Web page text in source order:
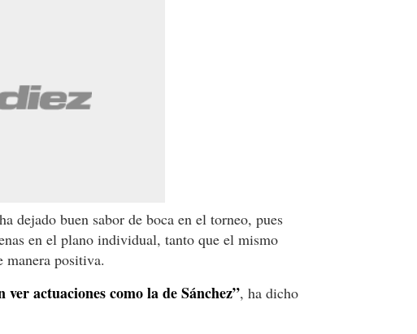
ha dejado buen sabor de boca en el torneo, pues
en el plano individual, tanto que el mismo
positiva.
actuaciones como la de Sánchez”, ha dicho